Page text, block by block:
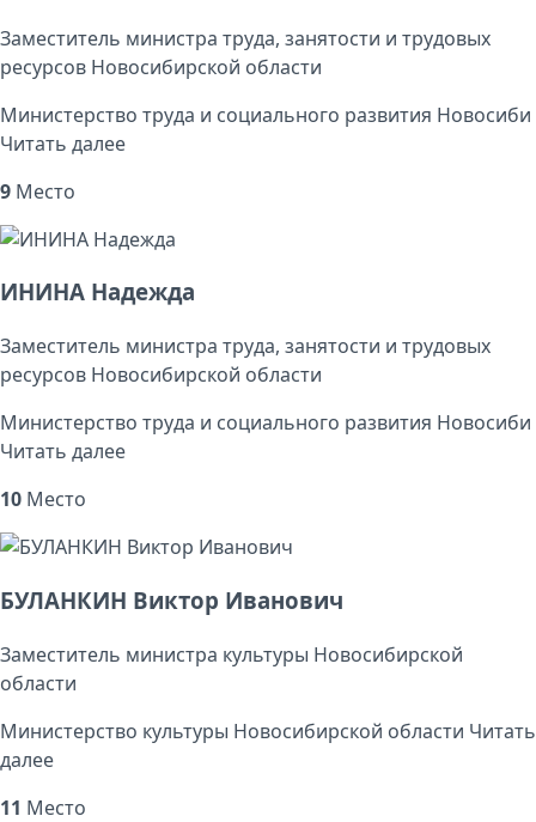
Заместитель министра труда, занятости и трудовых
ресурсов Новосибирской области
Министерство труда и социального развития Новосиби
Читать далее
9 Место
ИНИНА Надежда
Заместитель министра труда, занятости и трудовых
ресурсов Новосибирской области
Министерство труда и социального развития Новосиби
Читать далее
10 Место
БУЛАНКИН Виктор Иванович
Заместитель министра культуры Новосибирской
области
Министерство культуры Новосибирской области Читать
далее
11 Место